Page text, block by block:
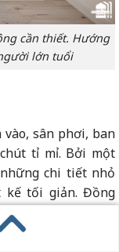
cần thiết. Hướng
lớn tuổi
vào, sân phơi, ban
tỉ mỉ. Bởi một
chi tiết nhỏ
kế tối giản. Đồng
và hoạ tiết để